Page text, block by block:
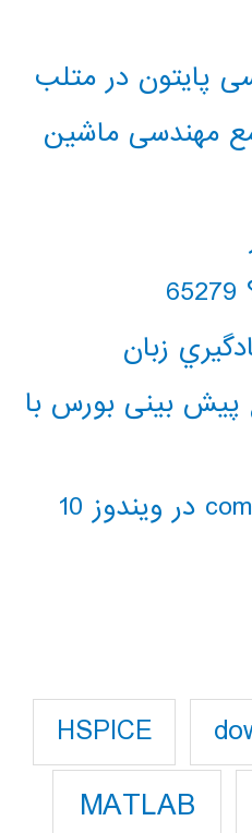
پایتون در متلب
مهندسی ماشین
زبان
پیش بینی بورس با
HSPICE
MATLAB